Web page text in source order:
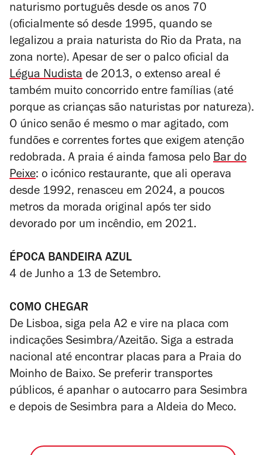
naturismo português desde os anos 70
(oficialmente só desde 1995, quando se
legalizou a praia naturista do Rio da Prata, na
zona norte). Apesar de ser o palco oficial da
Légua Nudista de 2013, o extenso areal é
também muito concorrido entre famílias (até
porque as crianças são naturistas por natureza).
O único senão é mesmo o mar agitado, com
fundões e correntes fortes que exigem atenção
redobrada. A praia é ainda famosa pelo Bar do
Peixe: o icónico restaurante, que ali operava
desde 1992, renasceu em 2024, a poucos
metros da morada original após ter sido
devorado por um incêndio, em 2021.
ÉPOCA BANDEIRA AZUL
4 de Junho a 13 de Setembro.
COMO CHEGAR
De Lisboa, siga pela A2 e vire na placa com
indicações Sesimbra/Azeitão. Siga a estrada
nacional até encontrar placas para a Praia do
Moinho de Baixo. Se preferir transportes
públicos, é apanhar o autocarro para Sesimbra
e depois de Sesimbra para a Aldeia do Meco.